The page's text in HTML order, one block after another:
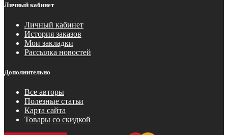
Личный кабинет
Личный кабинет
История заказов
Мои закладки
Рассылка новостей
Дополнительно
Все авторы
Полезные статьи
Карта сайта
Товары со скидкой